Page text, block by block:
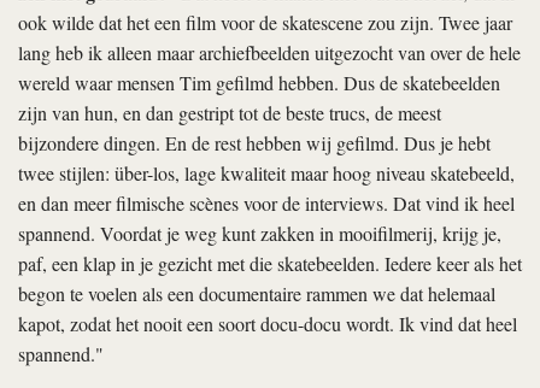
ook wilde dat het een film voor de skatescene zou zijn. Twee jaar
lang heb ik alleen maar archiefbeelden uitgezocht van over de hele
wereld waar mensen Tim gefilmd hebben. Dus de skatebeelden
zijn van hun, en dan gestript tot de beste trucs, de meest
bijzondere dingen. En de rest hebben wij gefilmd. Dus je hebt
twee stijlen: über-los, lage kwaliteit maar hoog niveau skatebeeld,
en dan meer filmische scènes voor de interviews. Dat vind ik heel
spannend. Voordat je weg kunt zakken in mooifilmerij, krijg je,
paf, een klap in je gezicht met die skatebeelden. Iedere keer als het
begon te voelen als een documentaire rammen we dat helemaal
kapot, zodat het nooit een soort docu-docu wordt. Ik vind dat heel
spannend."